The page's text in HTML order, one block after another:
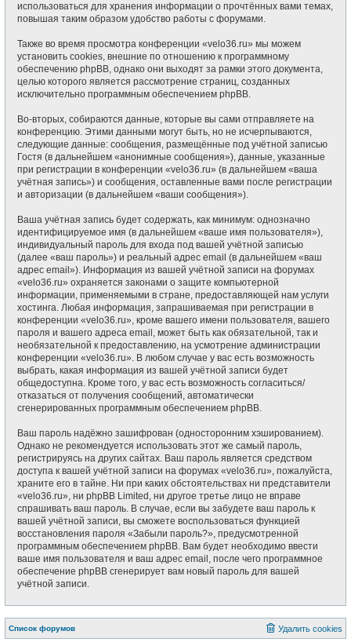
использоваться для хранения информации о прочтённых вами темах,
повышая таким образом удобство работы с форумами.
Также во время просмотра конференции «velo36.ru» мы можем
установить cookies, внешние по отношению к программному
обеспечению phpBB, однако они выходят за рамки этого документа,
целью которого является рассмотрение страниц, созданных
исключительно программным обеспечением phpBB.
Во-вторых, собираются данные, которые вы сами отправляете на
конференцию. Этими данными могут быть, но не исчерпываются,
следующие данные: сообщения, размещённые под учётной записью
Гостя (в дальнейшем «анонимные сообщения»), данные, указанные
при регистрации в конференции «velo36.ru» (в дальнейшем «ваша
учётная запись») и сообщения, оставленные вами после регистрации
и авторизации (в дальнейшем «ваши сообщения»).
Ваша учётная запись будет содержать, как минимум: однозначно
идентифицируемое имя (в дальнейшем «ваше имя пользователя»),
индивидуальный пароль для входа под вашей учётной записью
(далее «ваш пароль») и реальный адрес email (в дальнейшем «ваш
адрес email»). Информация из вашей учётной записи на форумах
«velo36.ru» охраняется законами о защите компьютерной
информации, применяемыми в стране, предоставляющей нам услуги
хостинга. Любая информация, запрашиваемая при регистрации в
конференции «velo36.ru», кроме вашего имени пользователя, вашего
пароля и вашего адреса email, может быть как обязательной, так и
необязательной к предоставлению, на усмотрение администрации
конференции «velo36.ru». В любом случае у вас есть возможность
выбрать, какая информация из вашей учётной записи будет
общедоступна. Кроме того, у вас есть возможность согласиться/
отказаться от получения сообщений, автоматически
сгенерированных программным обеспечением phpBB.
Ваш пароль надёжно зашифрован (односторонним хэшированием).
Однако не рекомендуется использовать этот же самый пароль,
регистрируясь на других сайтах. Ваш пароль является средством
доступа к вашей учётной записи на форумах «velo36.ru», пожалуйста,
храните его в тайне. Ни при каких обстоятельствах ни представители
«velo36.ru», ни phpBB Limited, ни другое третье лицо не вправе
спрашивать ваш пароль. В случае, если вы забудете ваш пароль к
вашей учётной записи, вы сможете воспользоваться функцией
восстановления пароля «Забыли пароль?», предусмотренной
программным обеспечением phpBB. Вам будет необходимо ввести
ваше имя пользователя и ваш адрес email, после чего программное
обеспечение phpBB сгенерирует вам новый пароль для вашей
учётной записи.
Список форумов Удалить cookies